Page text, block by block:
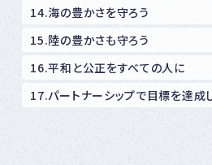
14.海の豊かさを守ろう
15.陸の豊かさも守ろう
16.平和と公正をすべての人に
17.パートナーシップで目標を達成